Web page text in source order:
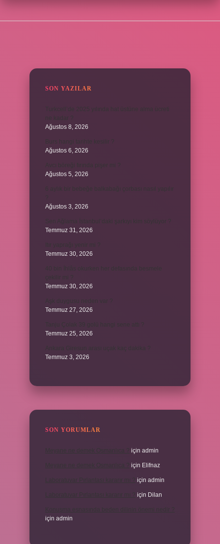
SON YAZILAR
Turkcell’de 2025 yılında hat üstüne alma ücreti
ne kadar ?
Ağustos 8, 2026
Burs hangi tarihte kesilir ?
Ağustos 6, 2026
Avcı böreği fırında pişer mi ?
Ağustos 5, 2026
6 aylık bir bebeğe balkabağı çorbası nasıl yapılır
Ağustos 3, 2026
Sen Ağlama İstanbul’daki şarkıyı kim söylüyor ?
Temmuz 31, 2026
Itır yaprağı yenir mi ?
Temmuz 30, 2026
40 bin İhlâs okurken her defasında besmele
Temmuz 30, 2026
Temmuz 27, 2026
Temmuz 25, 2026
Temmuz 3, 2026
SON YORUMLAR
için admin
için Elifnaz
için admin
için Dilan
için admin